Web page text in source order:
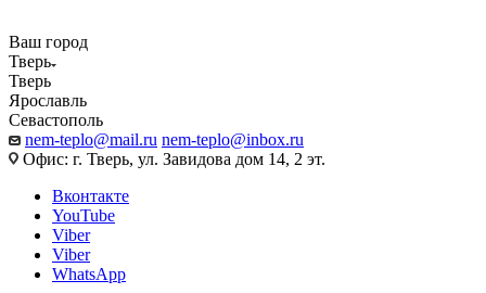
Ваш город
Тверь
Тверь
Ярославль
Севастополь
nem-teplo@mail.ru nem-teplo@inbox.ru
Офис: г. Тверь, ул. Завидова дом 14, 2 эт.
Вконтакте
YouTube
Viber
Viber
WhatsApp